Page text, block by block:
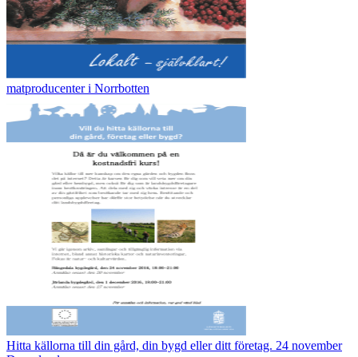
matproducenter i Norrbotten
Hitta källorna till din gård, din bygd eller ditt företag. 24 november